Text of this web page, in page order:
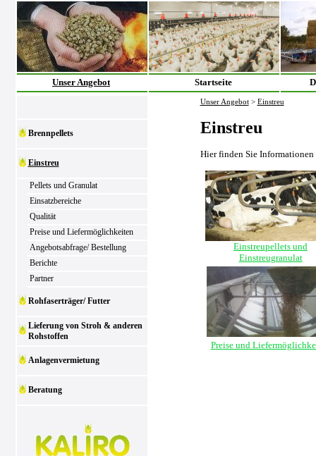
Unser Angebot Startseite
Brennpellets
Einstreu
Pellets und Granulat
Einsatzbereiche
Qualität
Preise und Liefermöglichkeiten
Angebotsabfrage/ Bestellung
Berichte
Partner
Rohfaserträger/ Futter
Lieferung von Stroh & anderen
Rohstoffen
Anlagenvermietung
Beratung
Unser Angebot > Einstreu
Einstreu
Hier finden Sie Informationen
Einstreupellets und
Einstreugranulat
Preise und